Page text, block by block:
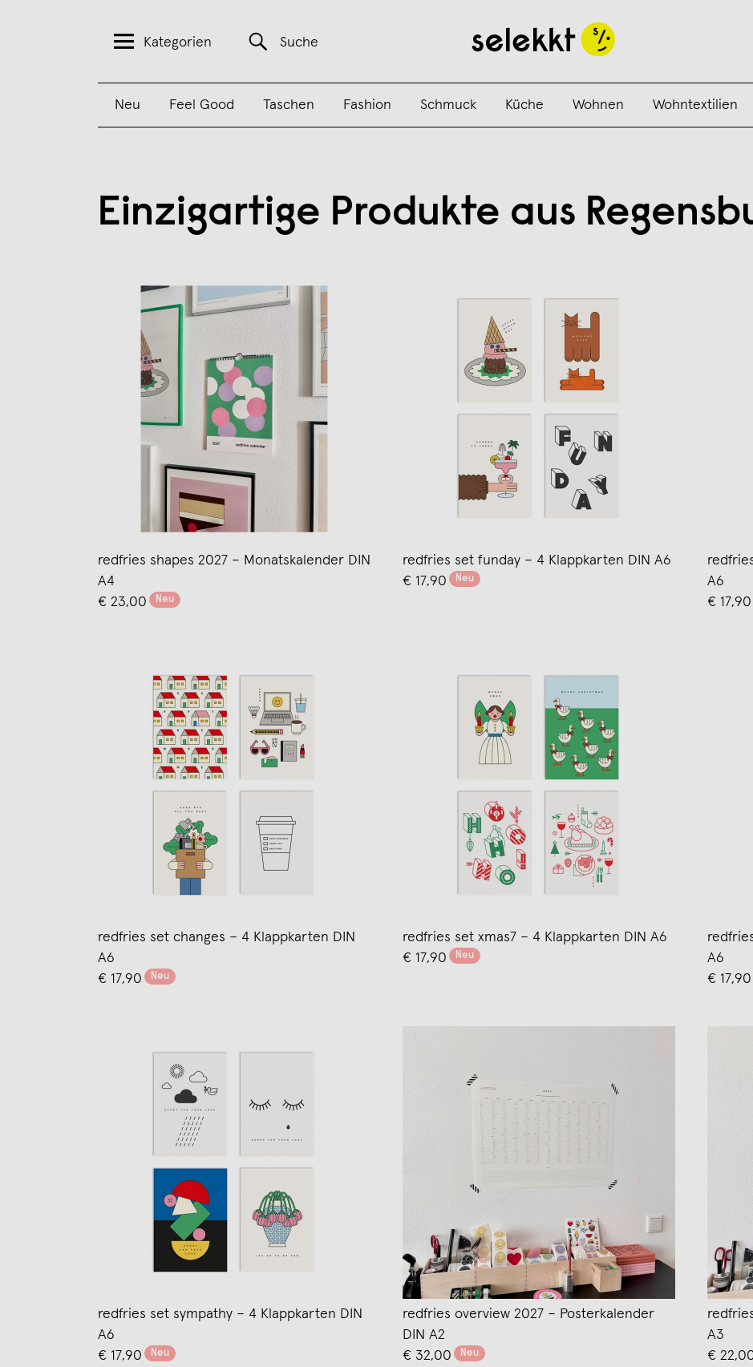
Kategorien Suche
Neu Feel Good Taschen Fashion Schmuck Küche Wohnen Wohntextilien
Einzigartige Produkte aus
redfries shapes 2027 – Monatskalender DIN
A4
€ 23,00
Neu
redfries set funday – 4 Klappkarten DIN A6
€ 17,90
Neu
A6
€ 17,90
redfries set changes – 4 Klappkarten DIN
A6
€ 17,90
Neu
redfries set xmas7 – 4 Klappkarten DIN A6
€ 17,90
Neu
A6
€ 17,90
redfries set sympathy – 4 Klappkarten DIN
A6
€ 17,90
Neu
redfries overview 2027 – Posterkalender
DIN A2
€ 32,00
Neu
A3
€